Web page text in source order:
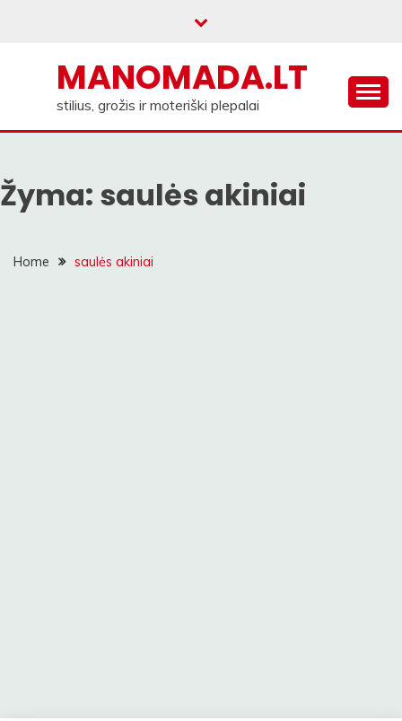
MANOMADA.LT
stilius, grožis ir moteriški plepalai
Žyma: saulės akiniai
Home saulės akiniai